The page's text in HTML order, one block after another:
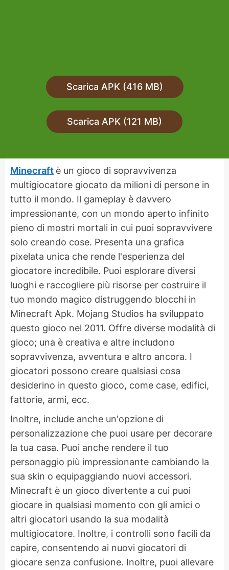
Scarica APK (416 MB)
Scarica APK (121 MB)
Minecraft è un gioco di sopravvivenza
multigiocatore giocato da milioni di persone in
tutto il mondo. Il gameplay è davvero
impressionante, con un mondo aperto infinito
pieno di mostri mortali in cui puoi sopravvivere
solo creando cose. Presenta una grafica
pixelata unica che rende l'esperienza del
giocatore incredibile. Puoi esplorare diversi
luoghi e raccogliere più risorse per costruire il
tuo mondo magico distruggendo blocchi in
Minecraft Apk. Mojang Studios ha sviluppato
questo gioco nel 2011. Offre diverse modalità di
gioco; una è creativa e altre includono
sopravvivenza, avventura e altro ancora. I
giocatori possono creare qualsiasi cosa
desiderino in questo gioco, come case, edifici,
fattorie, armi, ecc.
Inoltre, include anche un'opzione di
personalizzazione che puoi usare per decorare
la tua casa. Puoi anche rendere il tuo
personaggio più impressionante cambiando la
sua skin o equipaggiando nuovi accessori.
Minecraft è un gioco divertente a cui puoi
giocare in qualsiasi momento con gli amici o
altri giocatori usando la sua modalità
multigiocatore. Inoltre, i controlli sono facili da
capire, consentendo ai nuovi giocatori di
giocare senza confusione. Inoltre, puoi allevare